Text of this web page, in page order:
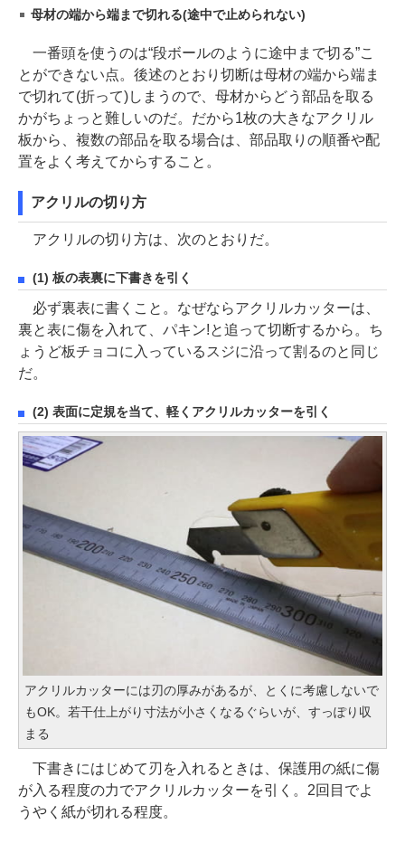
母材の端から端まで切れる(途中で止められない)
一番頭を使うのは“段ボールのように途中まで切る”こ
とができない点。後述のとおり切断は母材の端から端ま
で切れて(折って)しまうので、母材からどう部品を取る
かがちょっと難しいのだ。だから1枚の大きなアクリル
板から、複数の部品を取る場合は、部品取りの順番や配
置をよく考えてからすること。
アクリルの切り方
アクリルの切り方は、次のとおりだ。
(1) 板の表裏に下書きを引く
必ず裏表に書くこと。なぜならアクリルカッターは、
裏と表に傷を入れて、パキン!と追って切断するから。ち
ょうど板チョコに入っているスジに沿って割るのと同じ
だ。
(2) 表面に定規を当て、軽くアクリルカッターを引く
アクリルカッターには刃の厚みがあるが、とくに考慮しないで
もOK。若干仕上がり寸法が小さくなるぐらいが、すっぽり収
まる
下書きにはじめて刃を入れるときは、保護用の紙に傷
が入る程度の力でアクリルカッターを引く。2回目でよ
うやく紙が切れる程度。